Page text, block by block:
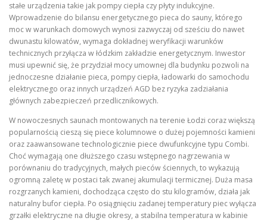
stałe urządzenia takie jak pompy ciepła czy płyty indukcyjne.
Wprowadzenie do bilansu energetycznego pieca do sauny, którego
moc w warunkach domowych wynosi zazwyczaj od sześciu do nawet
dwunastu kilowatów, wymaga dokładnej weryfikacji warunków
technicznych przyłącza w łódzkim zakładzie energetycznym. Inwestor
musi upewnić się, że przydział mocy umownej dla budynku pozwoli na
jednoczesne działanie pieca, pompy ciepła, ładowarki do samochodu
elektrycznego oraz innych urządzeń AGD bez ryzyka zadziałania
głównych zabezpieczeń przedlicznikowych.
W nowoczesnych saunach montowanych na terenie Łodzi coraz większą
popularnością cieszą się piece kolumnowe o dużej pojemności kamieni
oraz zaawansowane technologicznie piece dwufunkcyjne typu Combi.
Choć wymagają one dłuższego czasu wstępnego nagrzewania w
porównaniu do tradycyjnych, małych pieców ściennych, to wykazują
ogromną zaletę w postaci tak zwanej akumulacji termicznej. Duża masa
rozgrzanych kamieni, dochodząca często do stu kilogramów, działa jak
naturalny bufor ciepła. Po osiągnięciu zadanej temperatury piec wyłącza
grzałki elektryczne na długie okresy, a stabilna temperatura w kabinie